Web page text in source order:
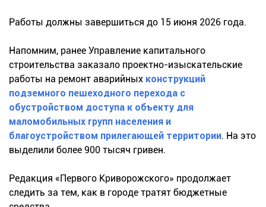
Работы должны завершиться до 15 июня 2026 года.
Напомним, ранее Управление капитального
строительства заказало проектно-изыскательские
работы на ремонт аварийных конструкций
подземного пешеходного перехода с
обустройством доступа к объекту для
маломобильных групп населения и
благоустройством прилегающей территории. На это
выделили более 900 тысяч гривен.
Редакция «Первого Криворожского» продолжает
следить за тем, как в городе тратят бюджетные